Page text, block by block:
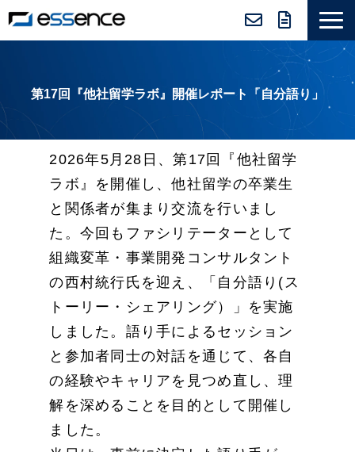
ニュース＆トピックス
会社紹介
採用情報
セミナー＆コラム
第17回『他社留学ラボ』開催レポート「自分語り」
2026年5月28日、第17回『他社留学
ラボ』を開催し、他社留学の卒業生
と関係者が集まり交流を行いまし
た。今回もファシリテーターとして
組織変革・事業開発コンサルタント
の西村統行氏を迎え、「自分語り(ス
トーリー・シェアリング）」を実施
しました。語り手によるセッション
と参加者同士の対話を通じて、各自
の経験やキャリアを見つめ直し、理
解を深めることを目的として開催し
ました。